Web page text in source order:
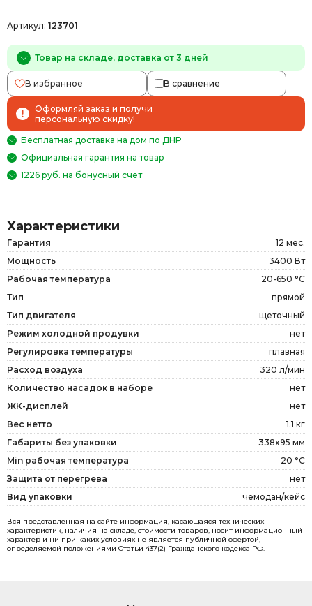
Артикул: 123701
Товар на складе, доставка от 3 дней
В избранное В сравнение
Оформляй заказ и получи
персональную скидку!
Бесплатная доставка на дом по ДНР
Официальная гарантия на товар
1226 руб. на бонусный счет
Характеристики
Гарантия
12 мес.
Мощность
3400 Вт
Рабочая температура
20-650 °С
Тип
прямой
Тип двигателя
щеточный
Режим холодной продувки
нет
Регулировка температуры
плавная
Расход воздуха
320 л/мин
Количество насадок в наборе
нет
ЖК-дисплей
нет
Вес нетто
1.1 кг
Габариты без упаковки
338x95 мм
Min рабочая температура
20 °С
Защита от перегрева
нет
Вид упаковки
чемодан/кейс
Вся представленная на сайте информация, касающаяся технических
характеристик, наличия на складе, стоимости товаров, носит информационный
характер и ни при каких условиях не является публичной офертой,
определяемой положениями Статьи 437(2) Гражданского кодекса РФ.